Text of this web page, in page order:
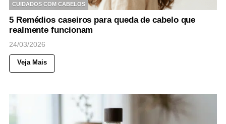
CUIDADOS COM CABELOS
5 Remédios caseiros para queda de cabelo que
realmente funcionam
24/03/2026
Veja Mais